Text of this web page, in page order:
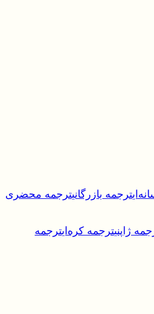
ترجمه بازرگانیترجمه محضری
ژاپنیترجمه کره‌ایترجمه